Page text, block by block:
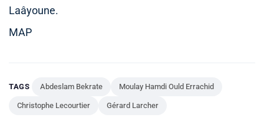
Laâyoune.
MAP
TAGS Abdeslam Bekrate Moulay Hamdi Ould Errachid
Christophe Lecourtier Gérard Larcher